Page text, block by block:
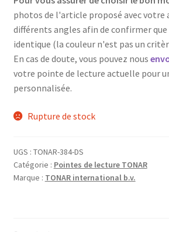
photos de l'article proposé avec votre
différents angles afin de confirmer
identique (la couleur n'est pas un
En cas de doute, vous pouvez nous
votre pointe de lecture actuelle pour
personnalisée.
Rupture de stock
UGS : TONAR-384-DS
Catégorie : Pointes de lecture TONAR
Marque : TONAR international b.v.